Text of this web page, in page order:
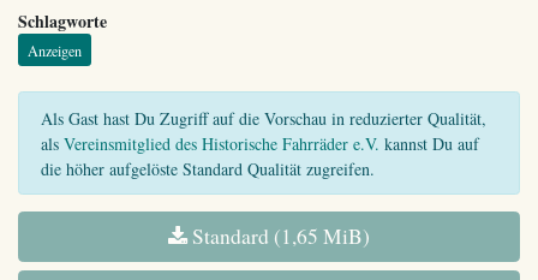
Schlagworte
Anzeigen
Als Gast hast Du Zugriff auf die Vorschau in reduzierter Qualität,
als Vereinsmitglied des Historische Fahrräder e.V. kannst Du auf
die höher aufgelöste Standard Qualität zugreifen.
Standard (1,65 MiB)